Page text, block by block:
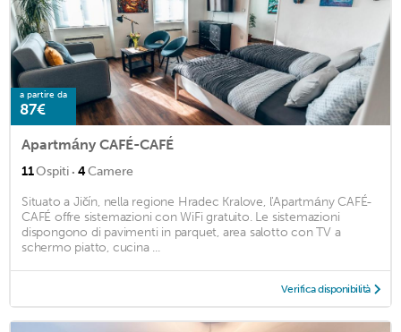
a partire da
87€
Apartmány CAFÉ-CAFÉ
11Ospiti · 4Camere
Situato a Jičín, nella regione Hradec Kralove, l'Apartmány CAFÉ-
CAFÉ offre sistemazioni con WiFi gratuito. Le sistemazioni
dispongono di pavimenti in parquet, area salotto con TV a
schermo piatto, cucina ...
Verifica disponibilità